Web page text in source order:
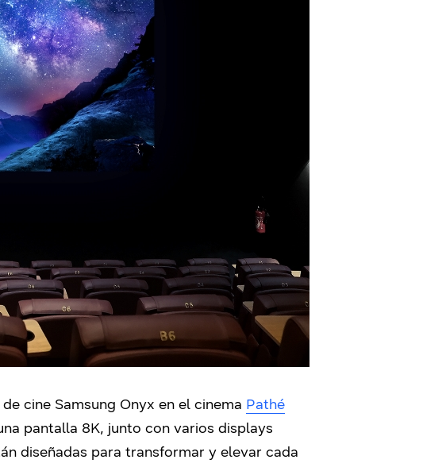
cine Samsung Onyx en el cinema Pathé
pantalla 8K, junto con varios displays
diseñadas para transformar y elevar cada